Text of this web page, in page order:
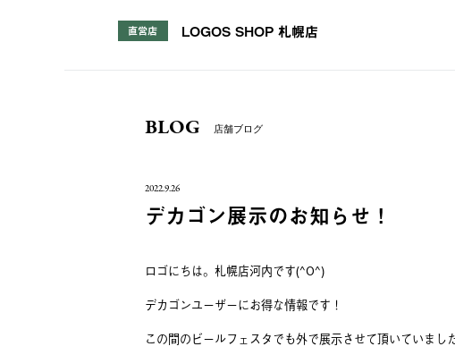
直営店 LOGOS SHOP 札幌店
BLOG 店舗ブログ
2022.9.26
デカゴン展示のお知らせ！
ロゴにちは。札幌店河内です(^O^)
デカゴンユーザーにお得な情報です！
この間のビールフェスタでも外で展示させて頂いていまし